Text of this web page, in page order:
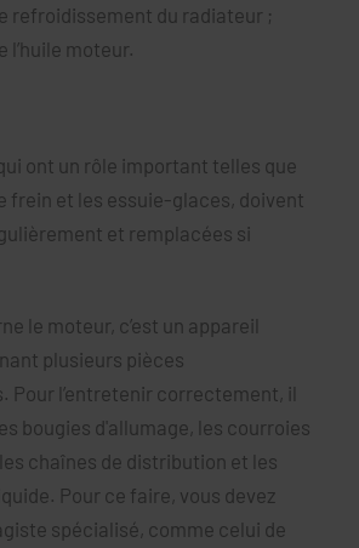
refroidissement du radiateur ;
l’huile moteur.
ont un rôle important telles que
frein et les essuie-glaces, doivent
et remplacées si
le moteur, c’est un appareil
plusieurs pièces
Pour l’entretenir correctement, il
bougies d'allumage, les courroies
chaînes de distribution et les
Pour ce faire, vous devez
spécialisé, comme celui de